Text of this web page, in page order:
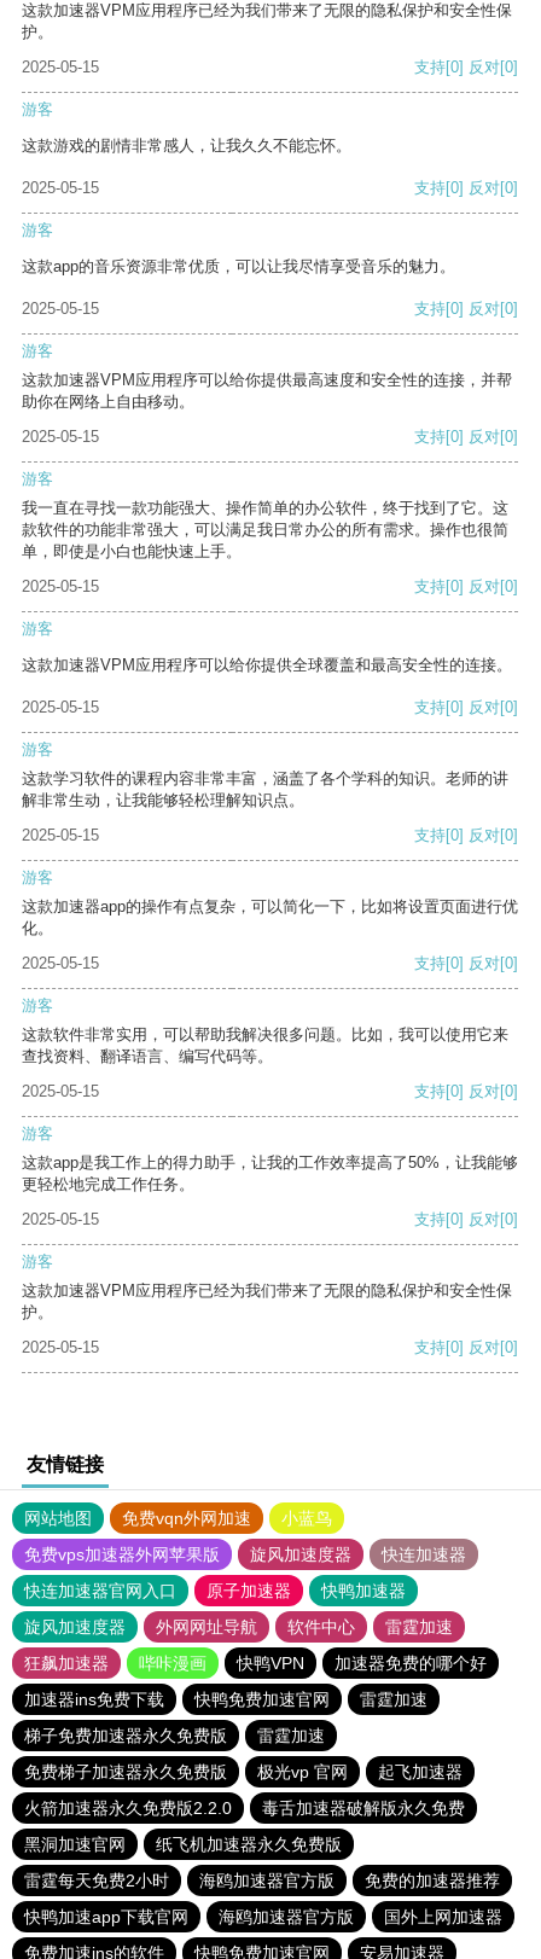
这款加速器VPM应用程序已经为我们带来了无限的隐私保护和安全性保
护。
2025-05-15
支持[0] 反对[0]
游客
这款游戏的剧情非常感人，让我久久不能忘怀。
2025-05-15 支持[0] 反对[0]
游客
这款app的音乐资源非常优质，可以让我尽情享受音乐的魅力。
2025-05-15 支持[0] 反对[0]
游客
这款加速器VPM应用程序可以给你提供最高速度和安全性的连接，并帮
助你在网络上自由移动。
2025-05-15
支持[0] 反对[0]
游客
我一直在寻找一款功能强大、操作简单的办公软件，终于找到了它。这
款软件的功能非常强大，可以满足我日常办公的所有需求。操作也很简
单，即使是小白也能快速上手。
2025-05-15
支持[0] 反对[0]
游客
这款加速器VPM应用程序可以给你提供全球覆盖和最高安全性的连接。
2025-05-15 支持[0] 反对[0]
游客
这款学习软件的课程内容非常丰富，涵盖了各个学科的知识。老师的讲
解非常生动，让我能够轻松理解知识点。
2025-05-15
支持[0] 反对[0]
游客
这款加速器app的操作有点复杂，可以简化一下，比如将设置页面进行优
化。
2025-05-15
支持[0] 反对[0]
游客
这款软件非常实用，可以帮助我解决很多问题。比如，我可以使用它来
查找资料、翻译语言、编写代码等。
2025-05-15
支持[0] 反对[0]
游客
这款app是我工作上的得力助手，让我的工作效率提高了50%，让我能够
更轻松地完成工作任务。
2025-05-15
支持[0] 反对[0]
游客
这款加速器VPM应用程序已经为我们带来了无限的隐私保护和安全性保
护。
2025-05-15
支持[0] 反对[0]
友情链接
网站地图 免费vqn外网加速
小蓝鸟
免费vps加速器外网苹果版
旋风加速度器
快连加速器
快连加速器官网入口
原子加速器
快鸭加速器
旋风加速度器
外网网址导航 软件中心
雷霆加速
狂飙加速器
哔咔漫画 快鸭VPN
加速器免费的哪个好
加速器ins免费下载
快鸭免费加速官网
雷霆加速
梯子免费加速器永久免费版
雷霆加速
免费梯子加速器永久免费版
极光vp 官网
起飞加速器
火箭加速器永久免费版2.2.0
毒舌加速器破解版永久免费
黑洞加速官网
纸飞机加速器永久免费版
雷霆每天免费2小时
海鸥加速器官方版
免费的加速器推荐
快鸭加速app下载官网
海鸥加速器官方版
国外上网加速器
免费加速ins的软件
快鸭免费加速官网 安易加速器